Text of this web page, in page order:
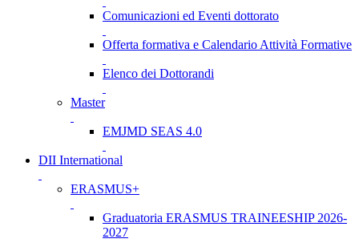
Comunicazioni ed Eventi dottorato
Offerta formativa e Calendario Attività Formative
Elenco dei Dottorandi
Master
EMJMD SEAS 4.0
DII International
ERASMUS+
Graduatoria ERASMUS TRAINEESHIP 2026-
2027